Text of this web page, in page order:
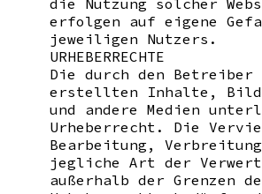
die Nutzung solcher
erfolgen auf eigene
jeweiligen Nutzers.
URHEBERRECHTE
Die durch den
erstellten Inhalte,
und andere Medien
Urheberrecht. Die
Bearbeitung,
jegliche Art der
außerhalb der Grenzen